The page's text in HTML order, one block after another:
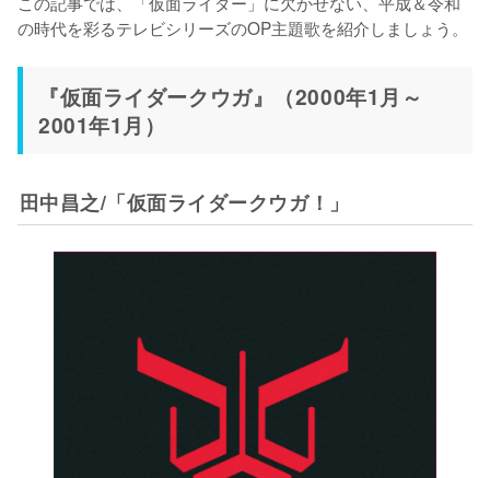
の時代を彩るテレビシリーズのOP主題歌を紹介しましょう。
『仮面ライダークウガ』（2000年1月～
2001年1月）
田中昌之/「仮面ライダークウガ！」